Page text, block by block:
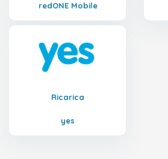
redONE Mobile
Ricarica
yes